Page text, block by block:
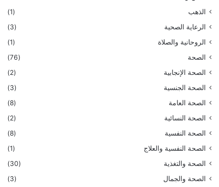
الذهب
(1)
الرعاية الصحية
(3)
الروحانية والصلاة
(1)
الصحة
(76)
الصحة الإنجابية
(2)
الصحة الجنسية
(3)
الصحة العامة
(8)
الصحة النسائية
(2)
الصحة النفسية
(8)
الصحة النفسية والعلاج
(1)
الصحة والتغذية
(30)
الصحة والجمال
(3)